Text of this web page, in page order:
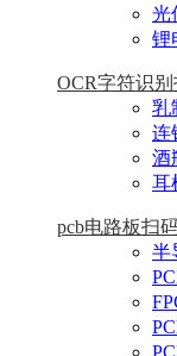
光
锂
OCR字符识
乳
连
酒
耳
pcb电路板扫
半